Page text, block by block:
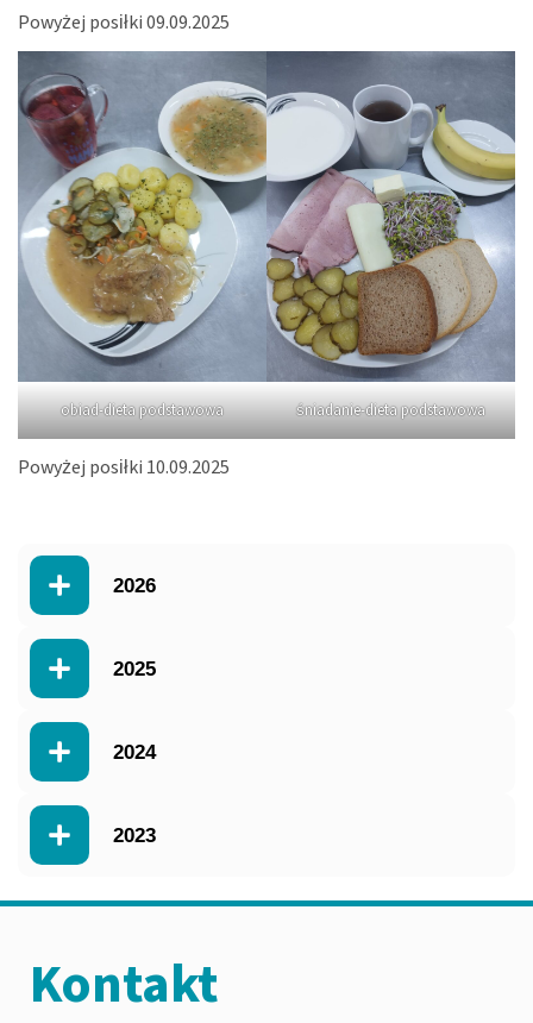
Powyżej posiłki 09.09.2025
obiad-dieta podstawowa śniadanie-dieta podstawowa
Powyżej posiłki 10.09.2025
2026
2025
2024
2023
Kontakt